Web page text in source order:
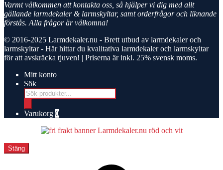
Varmt välkommen att kontakta oss, så hjälper vi dig med allt
gällande larmdekaler & larmskyltar, samt orderfrågor och liknande
förstås. Alla frågor är välkomna!
© 2016-2025 Larmdekaler.nu - Brett utbud av larmdekaler och
larmskyltar- Här hittar du kvalitativa larmdekaler och larmskyltar
för att avskräcka tjuven! | Priserna är inkl. 25% svensk moms.
Mitt konto
Sök
Products
search
Varukorg 0
Stäng